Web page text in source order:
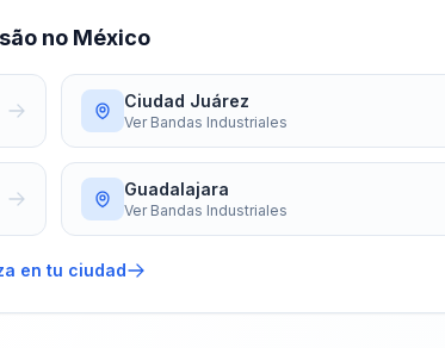
no México
Ciudad Juárez
Ver Bandas Industriales
Guadalajara
Ver Bandas Industriales
en tu ciudad